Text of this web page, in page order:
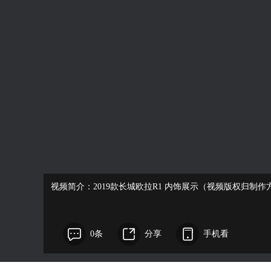
视频简介：2019款长城欧拉R1 内饰展示（视频版权归制作
0条 分享 手机看